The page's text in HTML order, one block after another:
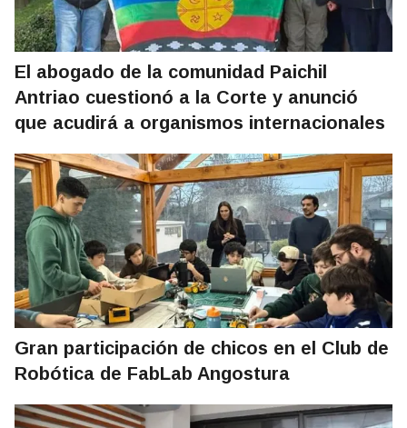
El abogado de la comunidad Paichil
Antriao cuestionó a la Corte y anunció
que acudirá a organismos internacionales
Gran participación de chicos en el Club de
Robótica de FabLab Angostura